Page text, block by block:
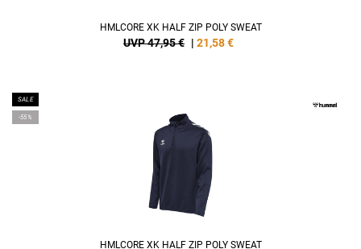
HMLCORE XK HALF ZIP POLY SWEAT
UVP 47,95 € | 21,58€
SALE
-55%
HMLCORE XK HALF ZIP POLY SWEAT